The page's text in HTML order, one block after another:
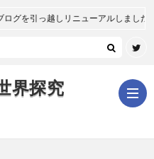
界探究
ログを引っ越しリニューアルしました🐻